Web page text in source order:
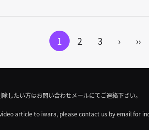
1 2 3 › ››
したい方はお問い合わせメールにてご連絡下さい。
article to iwara, please contact us by email for